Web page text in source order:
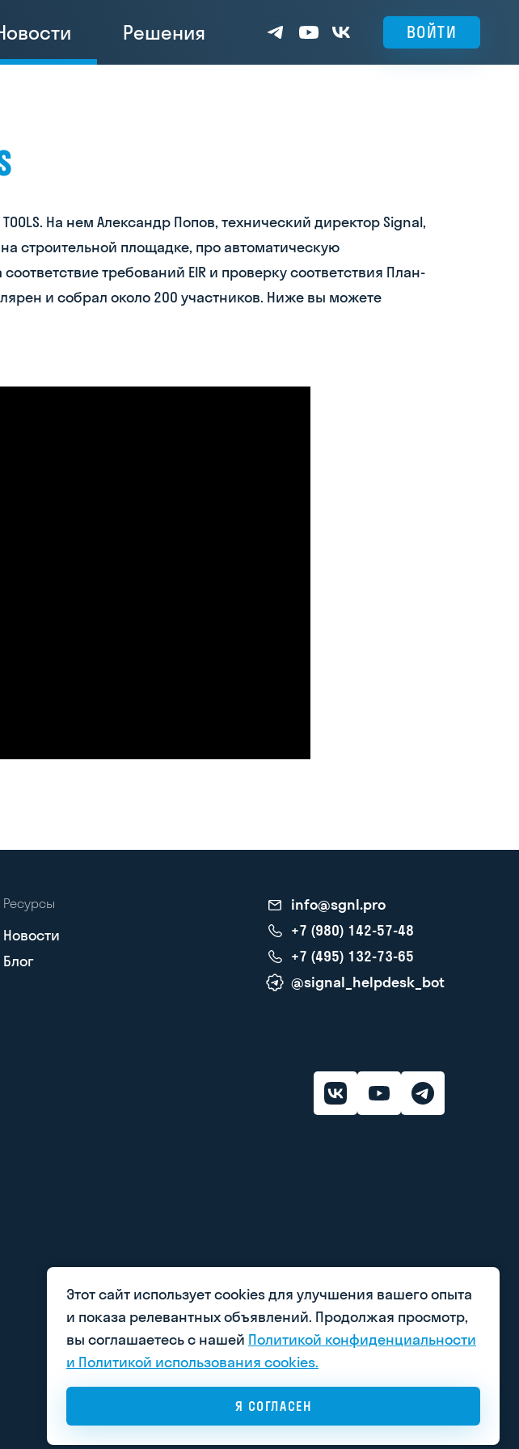
Решения ВОЙТИ
На нем Александр Попов, технический директор Signal,
строительной площадке, про автоматическую
требований EIR и проверку соответствия План-
и собрал около 200 участников. Ниже вы можете
Ресурсы
Новости
Блог
info@sgnl.pro
+7 (980) 142-57-48
+7 (495) 132-73-65
@signal_helpdesk_bot
Этот сайт использует cookies для улучшения вашего опыта
и показа релевантных объявлений. Продолжая просмотр,
вы соглашаетесь с нашей Политикой конфиденциальности
и Политикой использования cookies.
Я СОГЛАСЕН